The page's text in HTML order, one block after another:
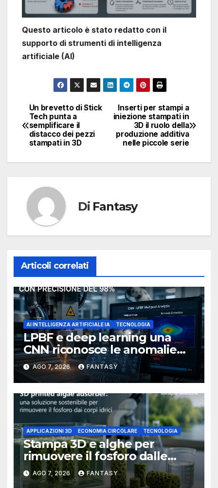
Questo articolo è stato redatto con il
supporto di strumenti di intelligenza
artificiale (AI)
Navigazione
articoli
Inserti per stampi a
iniezione stampati in
3D il ruolo della
produzione additiva
nelle piccole serie
Un brevetto di Stick
Tech punta a
semplificare il
distacco dei pezzi
stampati in 3D
Di Fantasy
Articoli correlati
AI INTELLIGENZA ARTIFICIALE IA TECNOLOGIA
LPBF e deep learning una
CNN riconosce le anomalie
del bagno di fusione
AGO 7, 2026 FANTASY
APPLICAZIONI 3D ECONOMIA CIRCOLARE TECNOLOGIA
Stampa 3D e alghe per
rimuovere il fosforo dalle
acque il progetto della
Florida Atlantic University
AGO 7, 2026 FANTASY